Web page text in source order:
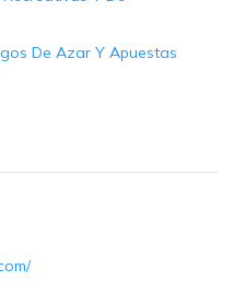
De Azar Y Apuestas